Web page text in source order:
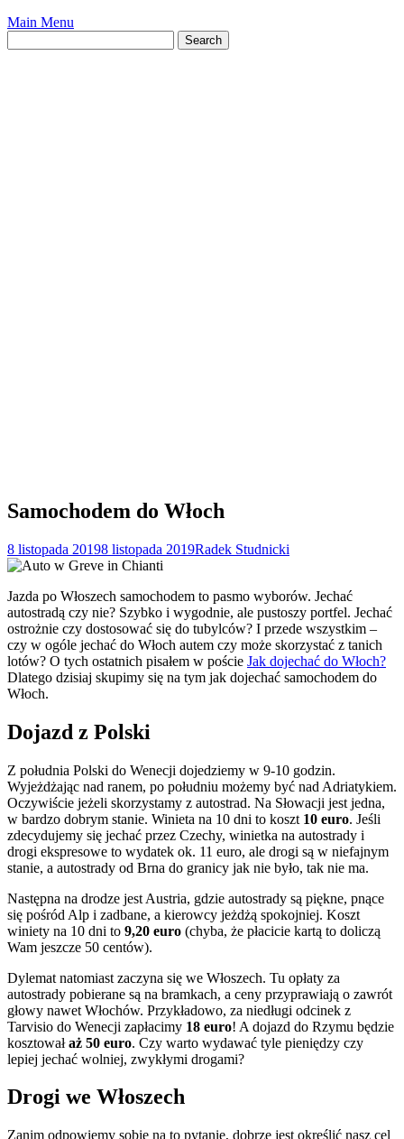
Main Menu
Samochodem do Włoch
8 listopada 20198 listopada 2019Radek Studnicki
Jazda po Włoszech samochodem to pasmo wyborów. Jechać
autostradą czy nie? Szybko i wygodnie, ale pustoszy portfel. Jechać
ostrożnie czy dostosować się do tubylców? I przede wszystkim –
czy w ogóle jechać do Włoch autem czy może skorzystać z tanich
lotów? O tych ostatnich pisałem w poście Jak dojechać do Włoch?
Dlatego dzisiaj skupimy się na tym jak dojechać samochodem do
Włoch.
Dojazd z Polski
Z południa Polski do Wenecji dojedziemy w 9-10 godzin.
Wyjeżdżając nad ranem, po południu możemy być nad Adriatykiem.
Oczywiście jeżeli skorzystamy z autostrad. Na Słowacji jest jedna,
w bardzo dobrym stanie. Winieta na 10 dni to koszt 10 euro. Jeśli
zdecydujemy się jechać przez Czechy, winietka na autostrady i
drogi ekspresowe to wydatek ok. 11 euro, ale drogi są w niefajnym
stanie, a autostrady od Brna do granicy jak nie było, tak nie ma.
Następna na drodze jest Austria, gdzie autostrady są piękne, pnące
się pośród Alp i zadbane, a kierowcy jeżdżą spokojniej. Koszt
winiety na 10 dni to 9,20 euro (chyba, że płacicie kartą to doliczą
Wam jeszcze 50 centów).
Dylemat natomiast zaczyna się we Włoszech. Tu opłaty za
autostrady pobierane są na bramkach, a ceny przyprawiają o zawrót
głowy nawet Włochów. Przykładowo, za niedługi odcinek z
Tarvisio do Wenecji zapłacimy 18 euro! A dojazd do Rzymu będzie
kosztowałaż 50 euro. Czy warto wydawać tyle pieniędzy czy
lepiej jechać wolniej, zwykłymi drogami?
Drogi we Włoszech
Zanim odpowiemy sobie na to pytanie, dobrze jest określić nasz cel